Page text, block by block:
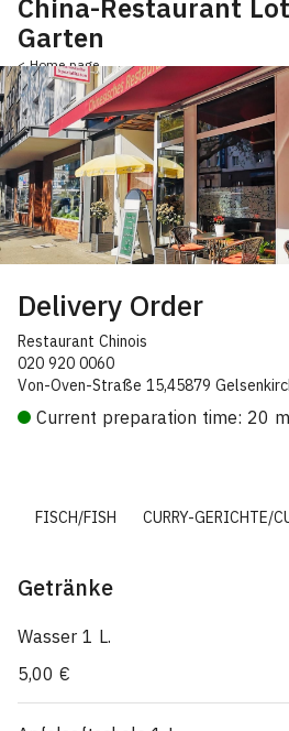
China-Restaurant
Garten
< Home page
Delivery Order
Restaurant Chinois
020 920 0060
Von-Oven-Straße 15,45879
Current preparation time: 20
FISCH/FISH CURRY-GERICHTE/
Getränke
Wasser 1 L.
5,00 €